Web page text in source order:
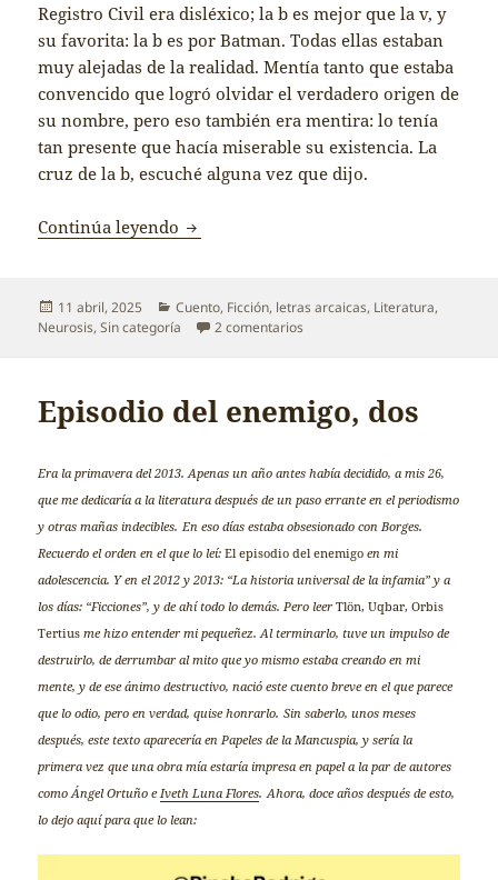
Registro Civil era disléxico; la b es mejor que la v, y
su favorita: la b es por Batman. Todas ellas estaban
muy alejadas de la realidad. Mentía tanto que estaba
convencido que logró olvidar el verdadero origen de
su nombre, pero eso también era mentira: lo tenía
tan presente que hacía miserable su existencia. La
cruz de la b, escuché alguna vez que dijo.
Continúa leyendo Birgilio
Publicado
el
11 abril, 2025 Categorías
Cuento, Ficción, letras arcaicas, Literatura,
Neurosis,Sin categoría 2 comentarios
Episodio del enemigo, dos
Era la primavera del 2013. Apenas un año antes había decidido, a mis 26,
que me dedicaría a la literatura después de un paso errante en el periodismo
y otras mañas indecibles. En eso días estaba obsesionado con Borges.
Recuerdo el orden en el que lo leí:El episodio del enemigo en mi
adolescencia. Y en el 2012 y 2013: “La historia universal de la infamia” y a
los días: “Ficciones”, y de ahí todo lo demás. Pero leerTlön, Uqbar, Orbis
Tertius me hizo entender mi pequeñez. Al terminarlo, tuve un impulso de
destruirlo, de derrumbar al mito que yo mismo estaba creando en mi
mente, y de ese ánimo destructivo, nació este cuento breve en el que parece
que lo odio, pero en verdad, quise honrarlo. Sin saberlo, unos meses
después, este texto aparecería en Papeles de la Mancuspia, y sería la
primera vez que una obra mía estaría impresa en papel a la par de autores
como Ángel Ortuño eIveth Luna Flores. Ahora, doce años después de esto,
lo dejo aquí para que lo lean: